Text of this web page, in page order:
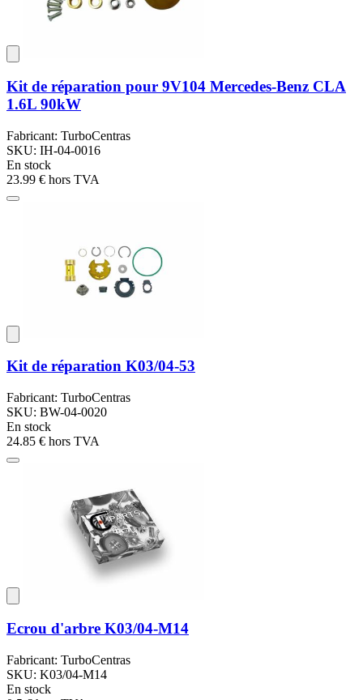
Kit de réparation pour 9V104 Mercedes-Benz CLA
1.6L 90kW
Fabricant: TurboCentras
SKU: IH-04-0016
En stock
23.99 € hors TVA
Kit de réparation K03/04-53
Fabricant: TurboCentras
SKU: BW-04-0020
En stock
24.85 € hors TVA
Ecrou d'arbre K03/04-M14
Fabricant: TurboCentras
SKU: K03/04-M14
En stock